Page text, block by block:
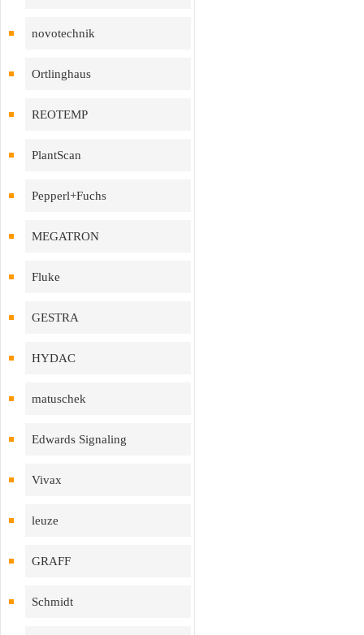
novotechnik
Ortlinghaus
REOTEMP
PlantScan
Pepperl+Fuchs
MEGATRON
Fluke
GESTRA
HYDAC
matuschek
Edwards Signaling
Vivax
leuze
GRAFF
Schmidt